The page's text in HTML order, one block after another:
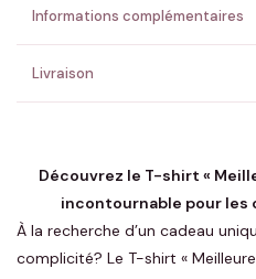
Informations complémentaires
Livraison
Découvrez le T-shirt «
incontournable pour
À la recherche d’un cadeau
complicité? Le T-shirt «